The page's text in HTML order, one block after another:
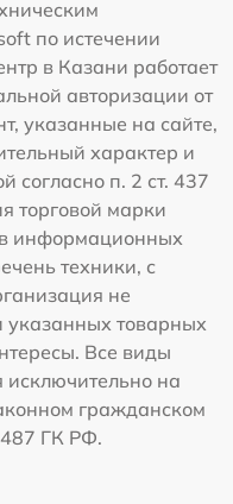
по истечении
в Казани работает
авторизации от
указанные на сайте,
характер и
согласно п. 2 ст. 437
торговой марки
информационных
техники, с
не
товарных
Все виды
на
гражданском
ГК РФ.